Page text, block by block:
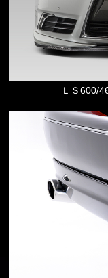
ＬＳ600/